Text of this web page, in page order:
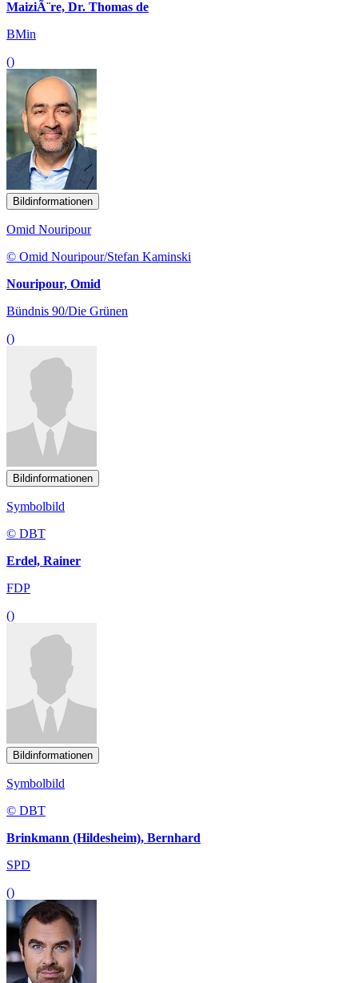
MaiziÃ¨re, Dr. Thomas de
BMin
()
Bildinformationen
Omid Nouripour
© Omid Nouripour/Stefan Kaminski
Nouripour, Omid
Bündnis 90/Die Grünen
()
Bildinformationen
Symbolbild
© DBT
Erdel, Rainer
FDP
()
Bildinformationen
Symbolbild
© DBT
Brinkmann (Hildesheim), Bernhard
SPD
()